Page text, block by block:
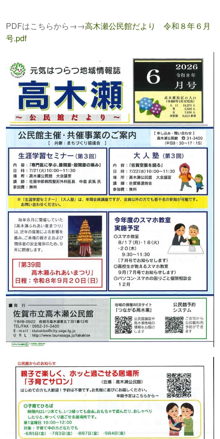
PDFはこちらから→→高木瀬公民館だより 令和８年６月
号.pdf